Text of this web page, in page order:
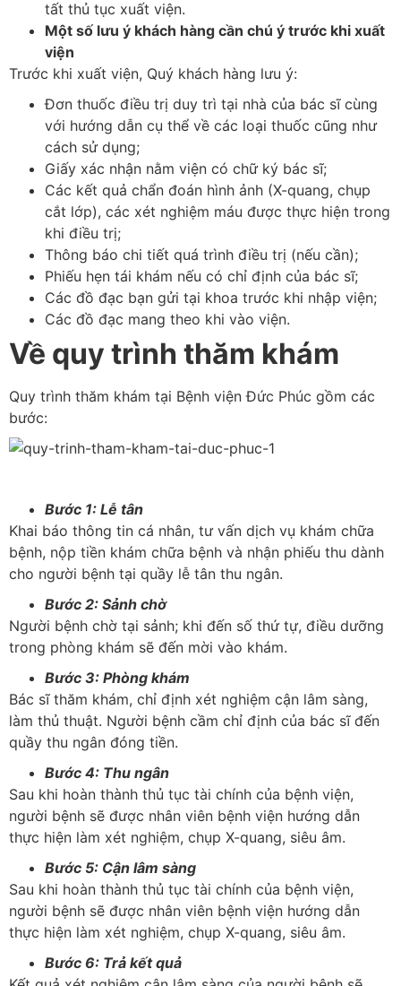
tất thủ tục xuất viện.
Một số lưu ý khách hàng cần chú ý trước khi xuất
viện
Trước khi xuất viện, Quý khách hàng lưu ý:
Đơn thuốc điều trị duy trì tại nhà của bác sĩ cùng
với hướng dẫn cụ thể về các loại thuốc cũng như
cách sử dụng;
Giấy xác nhận nằm viện có chữ ký bác sĩ;
Các kết quả chẩn đoán hình ảnh (X-quang, chụp
cắt lớp), các xét nghiệm máu được thực hiện trong
khi điều trị;
Thông báo chi tiết quá trình điều trị (nếu cần);
Phiếu hẹn tái khám nếu có chỉ định của bác sĩ;
Các đồ đạc bạn gửi tại khoa trước khi nhập viện;
Các đồ đạc mang theo khi vào viện.
Về quy trình thăm khám
Quy trình thăm khám tại Bệnh viện Đức Phúc gồm các
bước:
Bước 1: Lễ tân
Khai báo thông tin cá nhân, tư vấn dịch vụ khám chữa
bệnh, nộp tiền khám chữa bệnh và nhận phiếu thu dành
cho người bệnh tại quầy lễ tân thu ngân.
Bước 2: Sảnh chờ
Người bệnh chờ tại sảnh; khi đến số thứ tự, điều dưỡng
trong phòng khám sẽ đến mời vào khám.
Bước 3: Phòng khám
Bác sĩ thăm khám, chỉ định xét nghiệm cận lâm sàng,
làm thủ thuật. Người bệnh cầm chỉ định của bác sĩ đến
quầy thu ngân đóng tiền.
Bước 4: Thu ngân
Sau khi hoàn thành thủ tục tài chính của bệnh viện,
người bệnh sẽ được nhân viên bệnh viện hướng dẫn
thực hiện làm xét nghiệm, chụp X-quang, siêu âm.
Bước 5: Cận lâm sàng
Sau khi hoàn thành thủ tục tài chính của bệnh viện,
người bệnh sẽ được nhân viên bệnh viện hướng dẫn
thực hiện làm xét nghiệm, chụp X-quang, siêu âm.
Bước 6: Trả kết quả